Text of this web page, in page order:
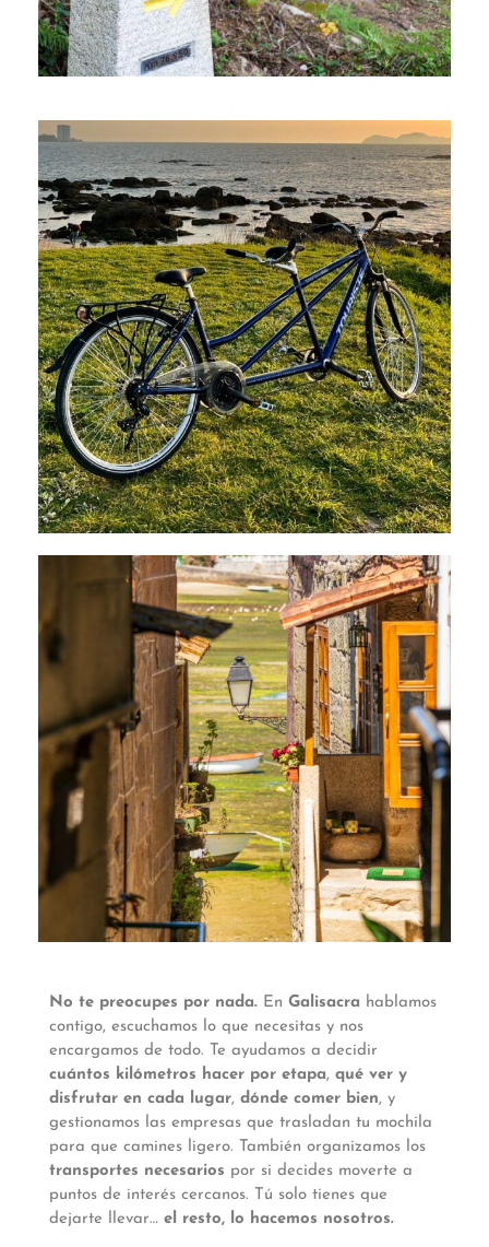
No te preocupes por nada. En Galisacra hablamos
contigo, escuchamos lo que necesitas y nos
encargamos de todo. Te ayudamos a decidir
cuántos kilómetros hacer por etapa, qué ver y
disfrutar en cada lugar, dónde comer bien, y
gestionamos las empresas que trasladan tu mochila
para que camines ligero. También organizamos los
transportes necesarios por si decides moverte a
puntos de interés cercanos. Tú solo tienes que
dejarte llevar… el resto, lo hacemos nosotros.